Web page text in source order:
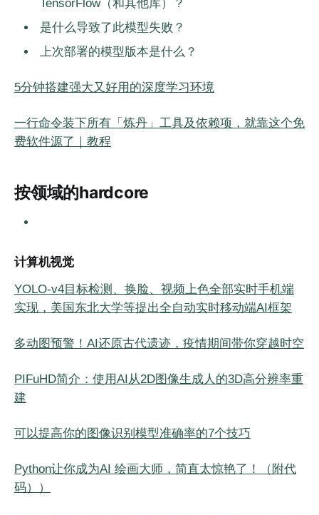
是什么导致了此模型失败？
上次部署的模型版本是什么？
5分钟搭建强大又好用的深度学习环境
一行命令装下所有「炼丹」工具及依赖项，就靠这个免
费软件源了｜教程
按领域的hardcore
计算机视觉
YOLO-v4目标检测、换脸、视频上色全部实时手机端
实现，美国东北大学等提出全自动实时移动端AI框架
多动图预警！AI还原古代遗迹，疫情期间带你穿越时空
PIFuHD简介：使用AI从2D图像生成人的3D高分辨率重
建
可以提高你的图像识别模型准确率的7个技巧
Python让你成为AI 绘画大师，简直太惊艳了！（附代
码））